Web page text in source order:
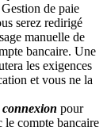
de paie
serez redirigé
manuelle de
bancaire. Une
les exigences
et vous ne la
pour
le compte bancaire